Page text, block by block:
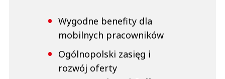
Wygodne benefity dla
mobilnych pracowników
Ogólnopolski zasięg i
rozwój oferty